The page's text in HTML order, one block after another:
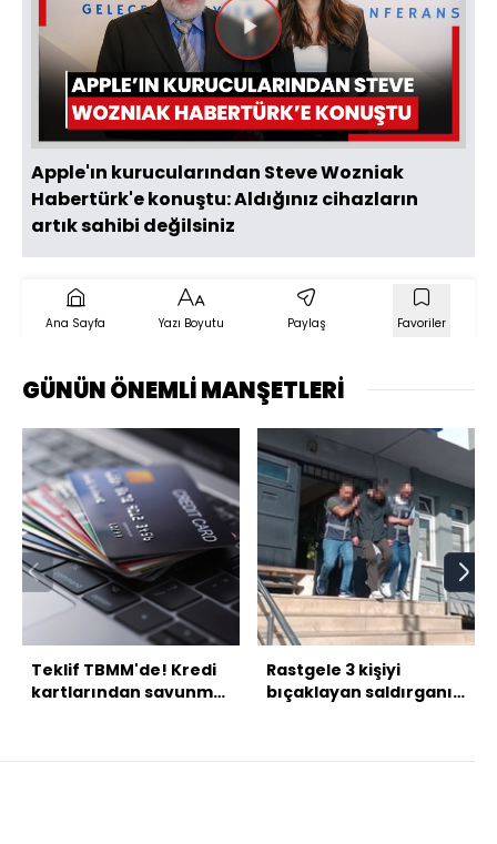
Videoyu
Oynat
Apple'ın kurucularından Steve Wozniak
Habertürk'e konuştu: Aldığınız cihazların
artık sahibi değilsiniz
Ana Sayfa Yazı Boyutu Paylaş Favoriler
GÜNÜN ÖNEMLİ MANŞETLERİ
Teklif TBMM'de! Kredi
kartlarından savunma
Rastgele 3 kişiyi
bıçaklayan saldırganın